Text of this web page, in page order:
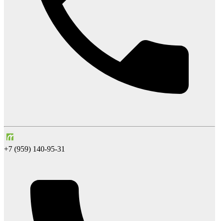
+7 (959) 140-95-31